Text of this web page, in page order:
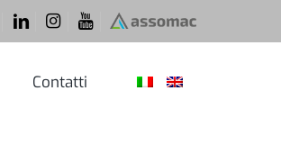
Contatti